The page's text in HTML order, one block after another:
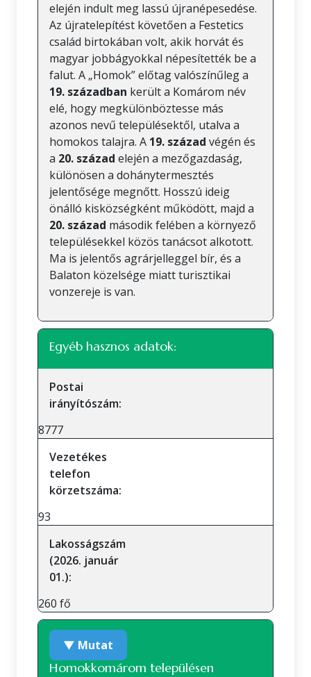
elején indult meg lassú újranépesedése.
Az újratelepítést követően a Festetics
család birtokában volt, akik horvát és
magyar jobbágyokkal népesítették be a
falut. A „Homok” előtag valószínűleg a
19. században került a Komárom név
elé, hogy megkülönböztesse más
azonos nevű településektől, utalva a
homokos talajra. A 19. század végén és
a 20. század elején a mezőgazdaság,
különösen a dohánytermesztés
jelentősége megnőtt. Hosszú ideig
önálló kisközségként működött, majd a
20. század második felében a környező
településekkel közös tanácsot alkotott.
Ma is jelentős agrárjelleggel bír, és a
Balaton közelsége miatt turisztikai
vonzereje is van.
Egyéb hasznos adatok:
Postai
irányítószám:
8777
Vezetékes
telefon
körzetszáma:
93
Lakosságszám
(2026. január
01.):
260 fő
▼ Mutat
Homokkomárom településen